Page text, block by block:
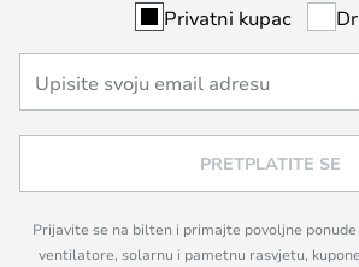
Privatni kupac
PRETPLATITE SE
Prijavite se na bilten i primajte povoljne
ventilatore, solarnu i pametnu rasvjetu,